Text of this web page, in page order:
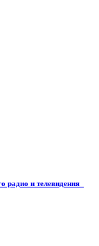
радио и телевидения